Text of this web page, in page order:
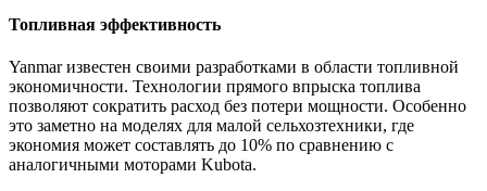
Топливная эффективность
Yanmar известен своими разработками в области топливной
экономичности. Технологии прямого впрыска топлива
позволяют сократить расход без потери мощности. Особенно
это заметно на моделях для малой сельхозтехники, где
экономия может составлять до 10% по сравнению с
аналогичными моторами Kubota.